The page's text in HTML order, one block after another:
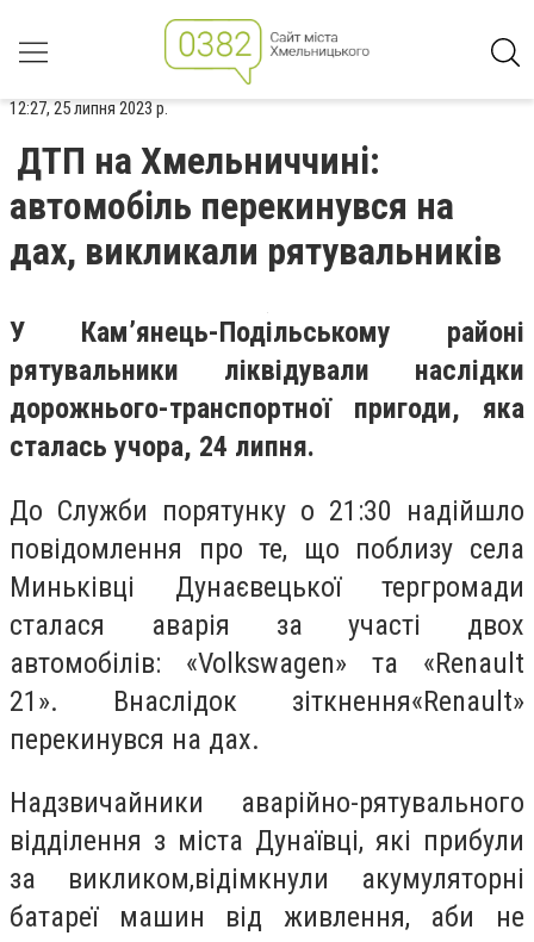
12:27, 25 липня 2023 р.
ДТП на Хмельниччині:
автомобіль перекинувся на
дах, викликали рятувальників
У Кам’янець-Подільському районі
рятувальники ліквідували наслідки
дорожнього-транспортної пригоди, яка
сталась учора, 24 липня.
До Служби порятунку о 21:30 надійшло
повідомлення про те, що поблизу села
Миньківці Дунаєвецької тергромади
сталася аварія за участі двох
автомобілів: «Volkswagen» та «Renault
21». Внаслідок зіткнення«Renault»
перекинувся на дах.
Надзвичайники аварійно-рятувального
відділення з міста Дунаївці, які прибули
за викликом,відімкнули акумуляторні
батареї машин від живлення, аби не